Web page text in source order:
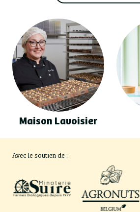
Maison Lavoisier
Avec le soutien de :